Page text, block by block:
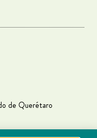
de Querétaro